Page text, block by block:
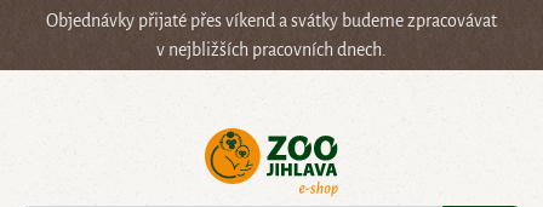
Objednávky přijaté přes víkend a svátky budeme zpracovávat
v nejbližších pracovních dnech.